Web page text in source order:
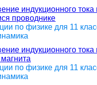
индукционного тока
проводнике
по физике для 11
индукционного тока
по физике для 11